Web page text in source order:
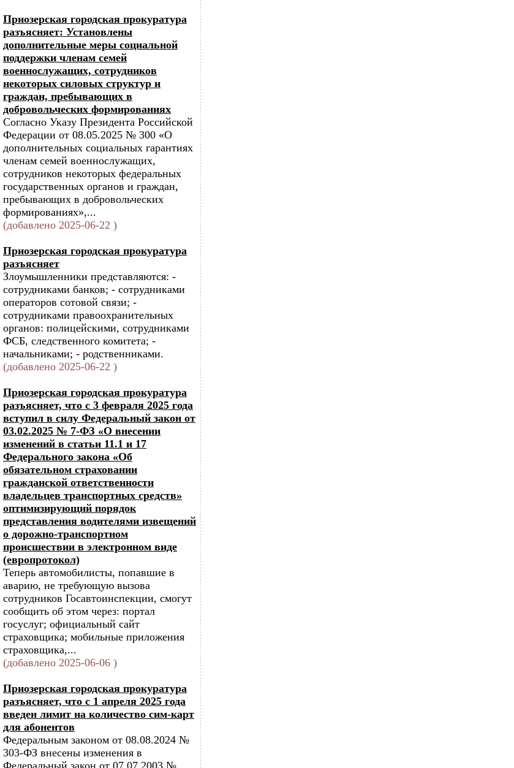
Приозерская городская прокуратура
разъясняет: Установлены
дополнительные меры социальной
поддержки членам семей
военнослужащих, сотрудников
некоторых силовых структур и
граждан, пребывающих в
добровольческих формированиях
Согласно Указу Президента Российской
Федерации от 08.05.2025 № 300 «О
дополнительных социальных гарантиях
членам семей военнослужащих,
сотрудников некоторых федеральных
государственных органов и граждан,
пребывающих в добровольческих
формированиях»,...
(добавлено 2025-06-22 )
Приозерская городская прокуратура
разъясняет
Злоумышленники представляются: -
сотрудниками банков; - сотрудниками
операторов сотовой связи; -
сотрудниками правоохранительных
органов: полицейскими, сотрудниками
ФСБ, следственного комитета; -
начальниками; - родственниками.
(добавлено 2025-06-22 )
Приозерская городская прокуратура
разъясняет, что с 3 февраля 2025 года
вступил в силу Федеральный закон от
03.02.2025 № 7-ФЗ «О внесении
изменений в статьи 11.1 и 17
Федерального закона «Об
обязательном страховании
гражданской ответственности
владельцев транспортных средств»
оптимизирующий порядок
представления водителями извещений
о дорожно-транспортном
происшествии в электронном виде
(европротокол)
Теперь автомобилисты, попавшие в
аварию, не требующую вызова
сотрудников Госавтоинспекции, смогут
сообщить об этом через: портал
госуслуг; официальный сайт
страховщика; мобильные приложения
страховщика,...
(добавлено 2025-06-06 )
Приозерская городская прокуратура
разъясняет, что с 1 апреля 2025 года
введен лимит на количество сим-карт
для абонентов
Федеральным законом от 08.08.2024 №
303-ФЗ внесены изменения в
Федеральный закон от 07.07.2003 №